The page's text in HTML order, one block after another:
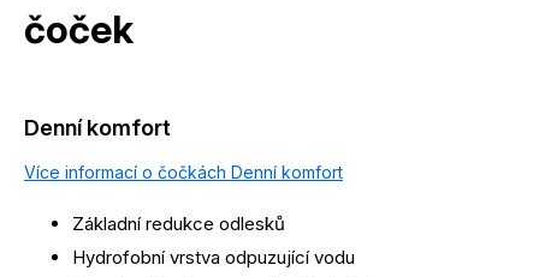
čoček
Denní komfort
Více informací o čočkách Denní komfort
Základní redukce odlesků
Hydrofobní vrstva odpuzující vodu